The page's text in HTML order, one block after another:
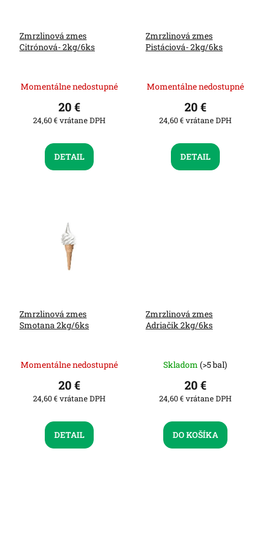
Zmrzlinová zmes
Citrónová- 2kg/6ks
Momentálne nedostupné
24,60 € vrátane DPH
20 €
DETAIL
Zmrzlinová zmes
Pistáciová- 2kg/6ks
Momentálne nedostupné
24,60 € vrátane DPH
20 €
DETAIL
Zmrzlinová zmes
Smotana 2kg/6ks
Momentálne nedostupné
24,60 € vrátane DPH
20 €
DETAIL
Zmrzlinová zmes
Adriačik 2kg/6ks
Skladom (>5 bal)
24,60 € vrátane DPH
20 €
DO KOŠÍKA